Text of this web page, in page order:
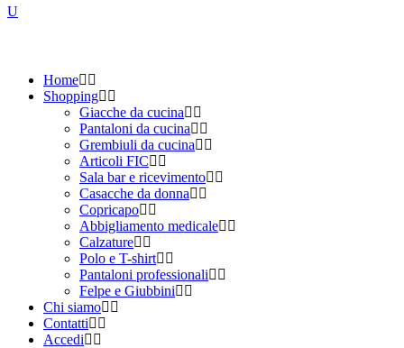
Home
Shopping
Giacche da cucina
Pantaloni da cucina
Grembiuli da cucina
Articoli FIC
Sala bar e ricevimento
Casacche da donna
Copricapo
Abbigliamento medicale
Calzature
Polo e T-shirt
Pantaloni professionali
Felpe e Giubbini
Chi siamo
Contatti
Accedi